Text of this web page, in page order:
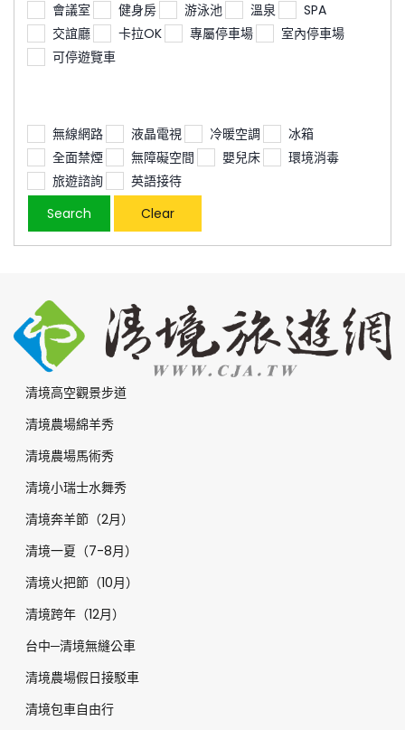
會議室 健身房 游泳池 溫泉
SPA
交誼廳
卡拉OK 專屬停車場
室內停車場
可停遊覽車
無線網路 液晶電視 冷暖空調
冰箱
全面禁煙
無障礙空間 嬰兒床
環境消毒
旅遊諮詢
英語接待
清境高空觀景步道
清境農場綿羊秀
清境農場馬術秀
清境小瑞士水舞秀
清境奔羊節（2月）
清境一夏（7-8月）
清境火把節（10月）
清境跨年（12月）
台中─清境無縫公車
清境農場假日接駁車
清境包車自由行